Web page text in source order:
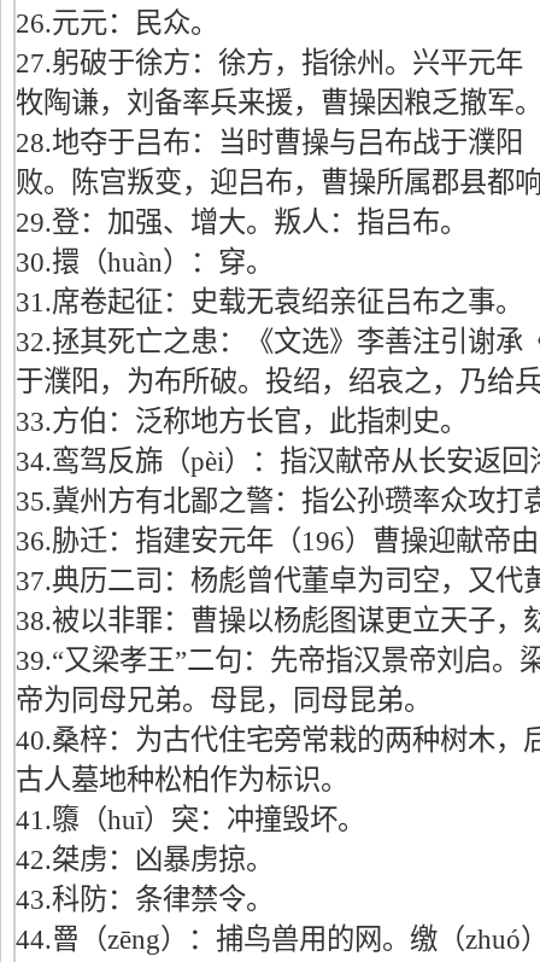
26.元元：民众。
27.躬破于徐方：徐方，指徐州。兴平元年
牧陶谦，刘备率兵来援，曹操因粮乏撤军
28.地夺于吕布：当时曹操与吕布战于濮阳
败。陈宫叛变，迎吕布，曹操所属郡县都
29.登：加强、增大。叛人：指吕布。
30.擐（huàn）：穿。
31.席卷起征：史载无袁绍亲征吕布之事。
32.拯其死亡之患：《文选》李善注引谢承
于濮阳，为布所破。投绍，绍哀之，乃给
33.方伯：泛称地方长官，此指刺史。
34.鸾驾反旆（pèi）：指汉献帝从长安返
35.冀州方有北鄙之警：指公孙瓒率众攻打
36.胁迁：指建安元年（196）曹操迎献帝
37.典历二司：杨彪曾代董卓为司空，又代
38.被以非罪：曹操以杨彪图谋更立天子，
39.“又梁孝王”二句：先帝指汉景帝刘启。
帝为同母兄弟。母昆，同母昆弟。
40.桑梓：为古代住宅旁常栽的两种树木，
古人墓地种松柏作为标识。
41.隳（huī）突：冲撞毁坏。
42.桀虏：凶暴虏掠。
43.科防：条律禁令。
44.罾（zēng）：捕鸟兽用的网。缴（zhuó